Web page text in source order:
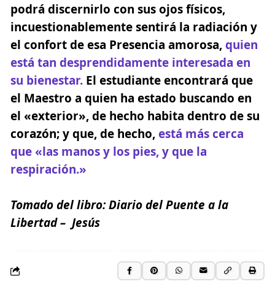
podrá discernirlo con sus ojos físicos,
incuestionablemente sentirá la radiación y
el confort de esa Presencia amorosa,quien
está tan desprendidamente interesada en
su bienestar. El estudiante encontrará que
el Maestro a quien ha estado buscando en
el «exterior», de hecho habita dentro de su
corazón; y que, de hecho,está más cerca
que «las manos y los pies, y que la
respiración.»
Tomado del libro:Diario del Puente a la
Libertad– Jesús